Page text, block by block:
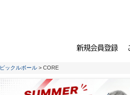
ピックルボール > CORE